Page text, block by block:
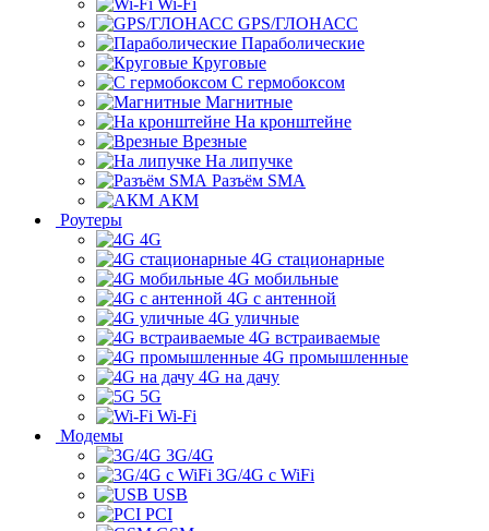
GPS/ГЛОНАСС
Параболические
Круговые
С гермобоксом
Магнитные
На кронштейне
Врезные
На липучке
Разъём SMA
АКМ
Роутеры
4G
4G стационарные
4G мобильные
4G с антенной
4G уличные
4G встраиваемые
4G промышленные
4G на дачу
5G
Wi-Fi
Модемы
3G/4G
3G/4G с WiFi
USB
PCI